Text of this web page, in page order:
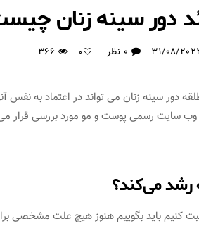
دور سینه زنان
31/08/ 0 نظر 0
366
دور سینه زنان می تواند در اعتماد به نفس
سایت رسمی پوست و مو مورد بررسی قرار می
رشد می‌کند؟
کنیم باید بگوییم هنوز هیچ علت مشخصی